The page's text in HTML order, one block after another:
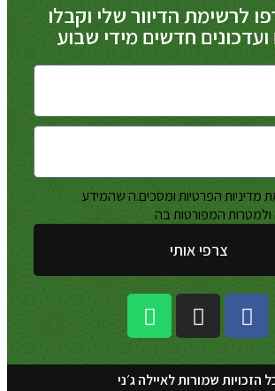
לרשימת הדיוור שלי וקבלו
חדשים מידי שבוע
מדיניות הפרטיות ומסכים.ה שהמידע
המפורטות בה
צרפי אותי
הזכויות שמורות לאיילה ג׳ני